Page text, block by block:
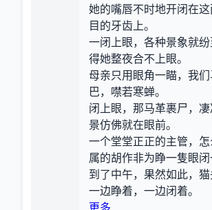
她的嘴唇不时地开闭在
目的牙齿上。
一闭上眼，各种景象就
得她整夜合不上眼。
母亲只用眼角一瞄，我
巴，噤若寒蝉。
闭上眼，那马革裹尸，
景仿佛就在眼前。
一个堂堂正正的主管，
属的胡作非为睁一隻眼闭
到了中午，果然如此，
一边睁着，一边闭着。
更多